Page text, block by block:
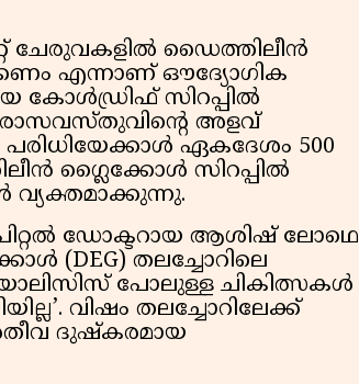
ചേരുവകളിൽ ഡൈത്തിലീൻ
എന്നാണ് ഔദ്യോഗിക
കോൾഡ്രിഫ് സിറപ്പിൽ
അളവ്
ഏകദേശം 500
ഗ്ലൈക്കോൾ സിറപ്പിൽ
വ്യക്തമാക്കുന്നു.
ഡോക്ടറായ ആശിഷ് ലോഥെ
(DEG) തലച്ചോറിലെ
ഡയാലിസിസ് പോലുള്ള ചികിത്സകൾ
വിഷം തലച്ചോറിലേക്ക്
ദുഷ്കരമായ